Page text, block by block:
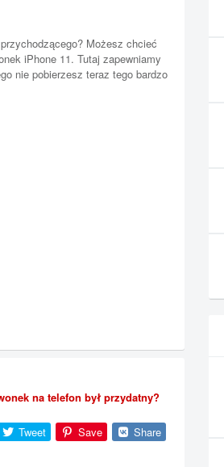
Możesz chcieć
iPhone 11. Tutaj zapewniamy
nie pobierzesz teraz tego bardzo
na telefon był przydatny?
Tweet Save Share